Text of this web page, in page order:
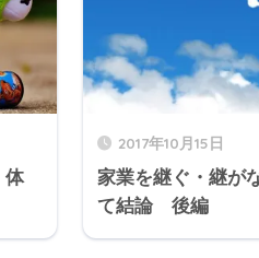
体
2017年10月15日
家業を継ぐ・継が
て結論 後編